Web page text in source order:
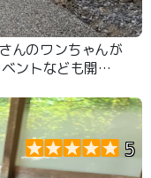
んのワンちゃんが
ントなども開催
5